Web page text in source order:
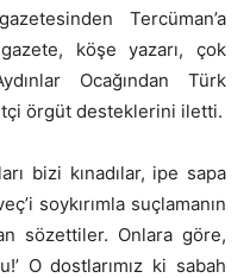
Tercüman’a
köşe yazarı, çok
Ocağından Türk
örgüt desteklerini iletti.
bizi kınadılar, ipe sapa
soykırımla suçlamanın
sözettiler. Onlara göre,
O dostlarımız ki sabah